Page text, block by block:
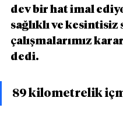
dev bir hat imal
sağlıklı ve kesintisiz
çalışmalarımız
dedi.
89 kilometrelik